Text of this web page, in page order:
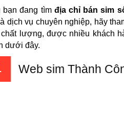
bạn đang tìm địa chỉ bán sim
dịch vụ chuyên nghiệp, hãy
lượng, được nhiều khách
dưới đây.
Web sim Thành